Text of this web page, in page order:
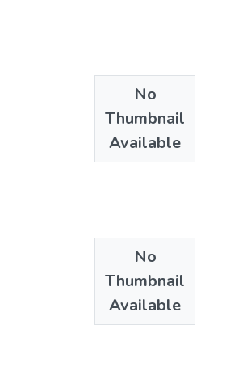
No
Thumbnail
Available
No
Thumbnail
Available